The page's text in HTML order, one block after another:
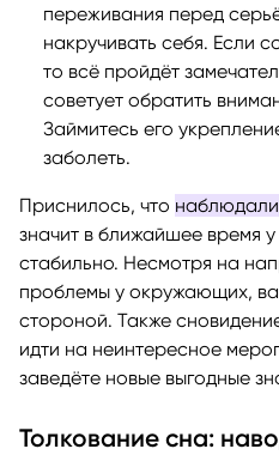
переживания перед
накручивать себя. Если
то всё пройдёт
советует обратить
Займитесь его
заболеть.
Приснилось, что
значит в ближайшее время
стабильно. Несмотря на
проблемы у окружающих,
стороной. Также
идти на неинтересное
заведёте новые выгодные
Толкование сна: